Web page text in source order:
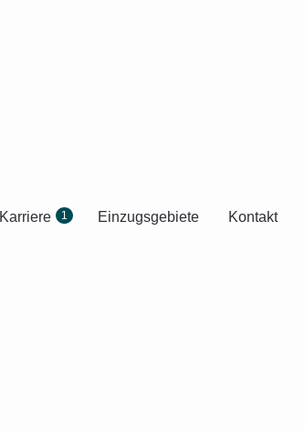
Karriere 1 Einzugsgebiete Kontakt